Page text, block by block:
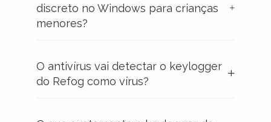
discreto no Windows para crianças
menores?
O antivírus vai detectar o keylogger
do Refog como vírus?